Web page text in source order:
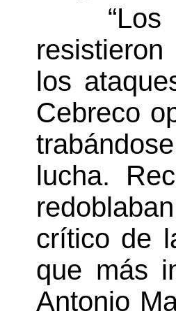
“Los
los
Cebreco
lucha.
crítico de
que más
Antonio